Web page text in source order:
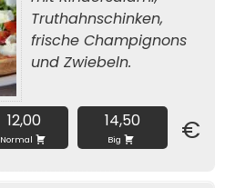
12,00
Normal
14,50
Big €
Truthahnschinken,
frische Champignons
und Zwiebeln.